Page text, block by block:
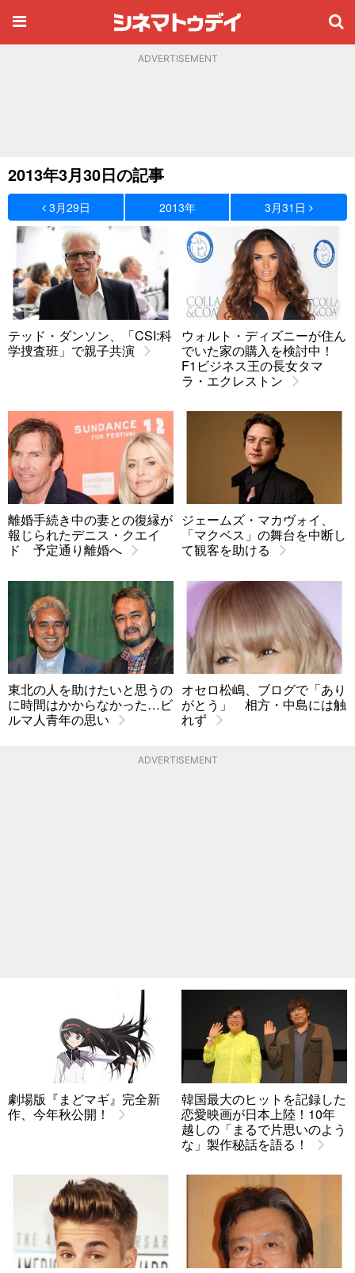
ADVERTISEMENT
2013年3月30日の記事
3月29日 2013年 3月31日
テッド・ダンソン、「CSI:科
学捜査班」で親子共演
ウォルト・ディズニーが住ん
でいた家の購入を検討中！
F1ビジネス王の長女タマ
ラ・エクレストン
離婚手続き中の妻との復縁が
報じられたデニス・クエイ
ド 予定通り離婚へ
ジェームズ・マカヴォイ、
「マクベス」の舞台を中断し
て観客を助ける
東北の人を助けたいと思うの
に時間はかからなかった…ビ
ルマ人青年の思い
オセロ松嶋、ブログで「あり
がとう」 相方・中島には触
れず
ADVERTISEMENT
劇場版『まどマギ』完全新
作、今年秋公開！
韓国最大のヒットを記録した
恋愛映画が日本上陸！10年
越しの「まるで片思いのよう
な」製作秘話を語る！